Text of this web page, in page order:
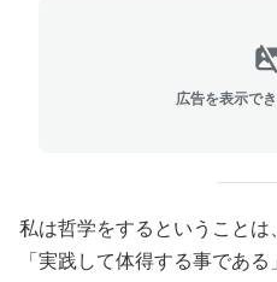
広告を表示で
私は哲学をするということ
「実践して体得する事である